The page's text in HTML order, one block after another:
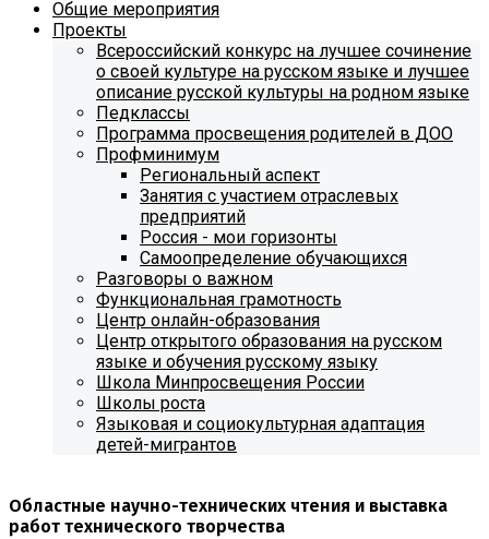
Общие мероприятия
Проекты
Всероссийский конкурс на лучшее сочинение
о своей культуре на русском языке и лучшее
описание русской культуры на родном языке
Педклассы
Программа просвещения родителей в ДОО
Профминимум
Региональный аспект
Занятия с участием отраслевых
предприятий
Россия - мои горизонты
Самоопределение обучающихся
Разговоры о важном
Функциональная грамотность
Центр онлайн-образования
Центр открытого образования на русском
языке и обучения русскому языку
Школа Минпросвещения России
Школы роста
Языковая и социокультурная адаптация
детей-мигрантов
Областные научно-технических чтения и выставка
работ технического творчества